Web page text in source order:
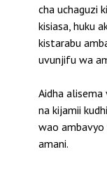
cha uchaguzi
kisiasa, huku
kistarabu
uvunjifu wa
Aidha
na kijamii
wao ambavyo
amani.